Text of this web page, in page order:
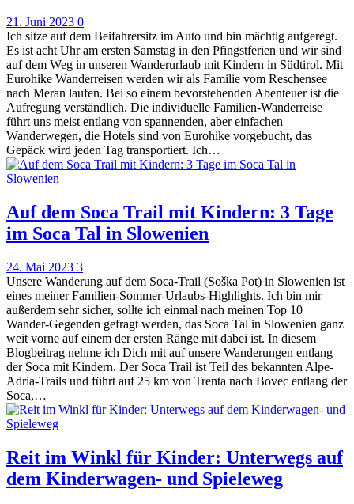
21. Juni 2023 0
Ich sitze auf dem Beifahrersitz im Auto und bin mächtig aufgeregt.
Es ist acht Uhr am ersten Samstag in den Pfingstferien und wir sind
auf dem Weg in unseren Wanderurlaub mit Kindern in Südtirol. Mit
Eurohike Wanderreisen werden wir als Familie vom Reschensee
nach Meran laufen. Bei so einem bevorstehenden Abenteuer ist die
Aufregung verständlich. Die individuelle Familien-Wanderreise
führt uns meist entlang von spannenden, aber einfachen
Wanderwegen, die Hotels sind von Eurohike vorgebucht, das
Gepäck wird jeden Tag transportiert. Ich…
Auf dem Soca Trail mit Kindern: 3 Tage
im Soca Tal in Slowenien
24. Mai 2023 3
Unsere Wanderung auf dem Soca-Trail (Soška Pot) in Slowenien ist
eines meiner Familien-Sommer-Urlaubs-Highlights. Ich bin mir
außerdem sehr sicher, sollte ich einmal nach meinen Top 10
Wander-Gegenden gefragt werden, das Soca Tal in Slowenien ganz
weit vorne auf einem der ersten Ränge mit dabei ist. In diesem
Blogbeitrag nehme ich Dich mit auf unsere Wanderungen entlang
der Soca mit Kindern. Der Soca Trail ist Teil des bekannten Alpe-
Adria-Trails und führt auf 25 km von Trenta nach Bovec entlang der
Soca,…
Reit im Winkl für Kinder: Unterwegs auf
dem Kinderwagen- und Spieleweg